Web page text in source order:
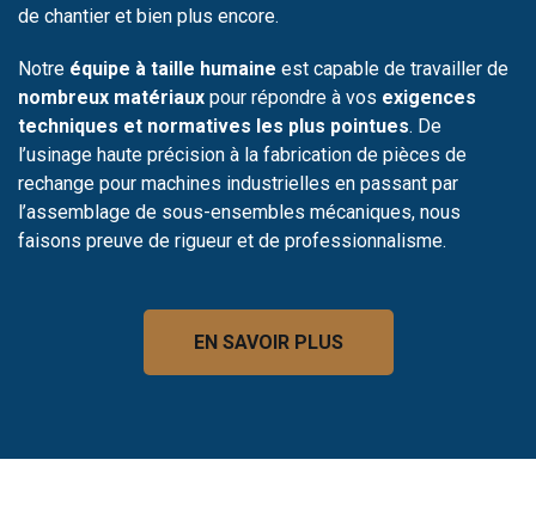
de chantier et bien plus encore.
Notre équipe à taille humaine est capable de travailler de
nombreux matériaux pour répondre à vos exigences
techniques et normatives les plus pointues. De
l’usinage haute précision à la fabrication de pièces de
rechange pour machines industrielles en passant par
l’assemblage de sous-ensembles mécaniques, nous
faisons preuve de rigueur et de professionnalisme.
EN SAVOIR PLUS